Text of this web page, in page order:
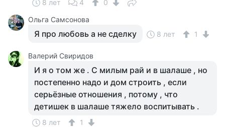
8 лет 4
0
Ольга Самсонова
Я про любовь а не сделку 8 лет 1
Валерий Свиридов
И я о том же . С милым рай и в шалаше , но
постепенно надо и дом строить , если
серьёзные отношения , потому , что
детишек в шалаше тяжело воспитывать .
8 лет
1